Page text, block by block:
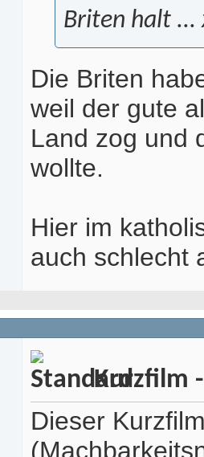
Briten halt ...
Die Briten
weil der gute
Land zog und
wollte.
Hier im
auch schlecht
Kurzfilm -
Dieser